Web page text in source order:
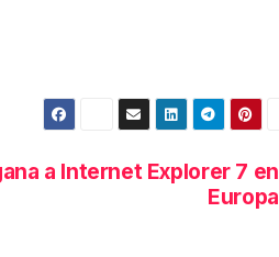
a Internet Explorer 7 en
Europa